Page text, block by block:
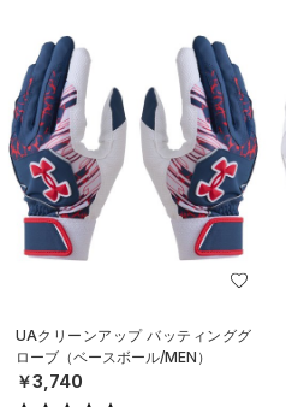
UAクリーンアップ バッティンググ
ローブ（ベースボール/MEN）
￥3,740